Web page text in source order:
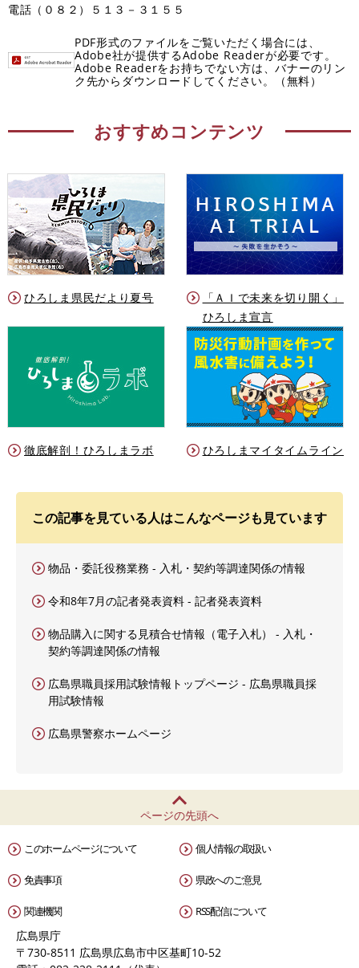
電話（０８２）５１３－３１５５
PDF形式のファイルをご覧いただく場合には、
Adobe社が提供するAdobe Readerが必要です。
Adobe Readerをお持ちでない方は、バナーのリン
ク先からダウンロードしてください。（無料）
おすすめコンテンツ
ひろしま県民だより夏号
「ＡＩで未来を切り開く」
ひろしま宣言
徹底解剖！ひろしまラボ ひろしまマイタイムライン
この記事を見ている人はこんなページも見ています
物品・委託役務業務 - 入札・契約等調達関係の情報
令和8年7月の記者発表資料 - 記者発表資料
物品購入に関する見積合せ情報（電子入札） - 入札・
契約等調達関係の情報
広島県職員採用試験情報トップページ - 広島県職員採
用試験情報
広島県警察ホームページ
ページの先頭へ
このホームページについて 個人情報の取扱い
免責事項 県政へのご意見
関連機関 RSS配信について
広島県庁
〒730-8511 広島県広島市中区基町10-52